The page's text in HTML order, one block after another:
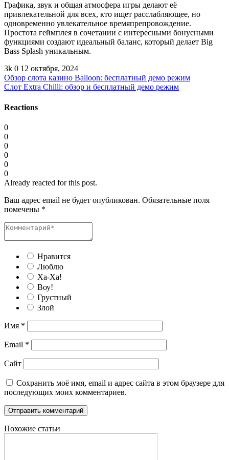
Графика, звук и общая атмосфера игры делают её
привлекательной для всех, кто ищет расслабляющее, но
одновременно увлекательное времяпрепровождение.
Простота геймплея в сочетании с интересными бонусными
функциями создают идеальный баланс, который делает Big
Bass Splash уникальным.
3k 0 12 октября, 2024
Обзор слота казино Balloon: бесплатный демо режим
Слот Extra Chilli: обзор и бесплатный демо режим
Reactions
0
0
0
0
0
0
Already reacted for this post.
Ваш адрес email не будет опубликован. Обязательные поля
помечены *
Нравится
Люблю
Ха-Ха!
Воу!
Грустный
Злой
Имя *
Email *
Сайт
Сохранить моё имя, email и адрес сайта в этом браузере для
последующих моих комментариев.
Похожие статьи